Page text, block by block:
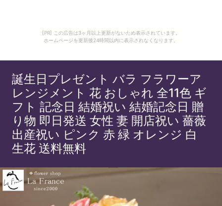
[PR] この広告は3ヶ月以上更新がないため表示されています。
ホームページを更新後24時間以内に表示されなくなります。
誕生日プレゼント バラ フラワーア
レンジメント 花 おしゃれ 全11色 ギ
フト 記念日 結婚祝い 結婚記念日 贈
り物 即日発送 女性 妻 開店祝い 薔薇
出産祝い ピンク 赤 緑 オレンジ 白
生花 送料無料